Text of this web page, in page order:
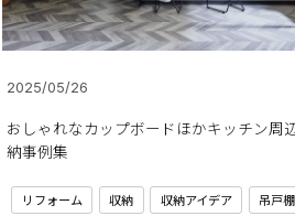
2025/05/26
おしゃれなカップボードほかキッチン周
納事例集
リフォーム 収納 収納アイデア
吊戸棚